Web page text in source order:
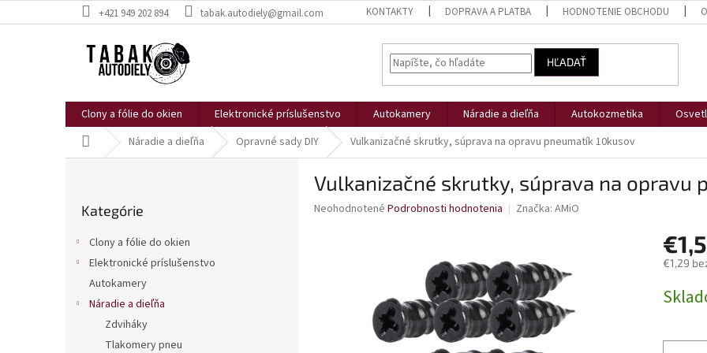
na
+421 949 202 894 tabak.autodiely@gmail.com KONTAKTY DOPRAVA A PLATBA HODNOTENIE OBCHODU
HĽADAŤ
Clony a fólie do okien Elektronické príslušenstvo Autokamery Náradie a dieľňa Autokozmetika
DomovNáradie a dieľňa Opravné sady DIY Vulkanizačné skrutky, súprava na opravu pneumatík 10kusov
kategórie
Kategórie
Clony a fólie do okien
Elektronické príslušenstvo
Autokamery
Náradie a dieľňa
Zdviháky
Tlakomery pneu
Vulkanizačné skrutky, súprava na opravu
Priemerné
Neohodnotené Podrobnosti hodnotenia Značka: AMiO
€1,29
cena: